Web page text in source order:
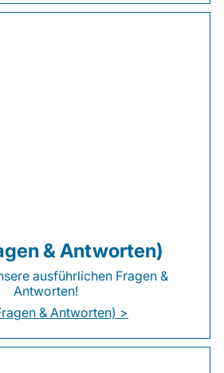
& Antworten)
ausführlichen Fragen &
Antworten!
& Antworten) >